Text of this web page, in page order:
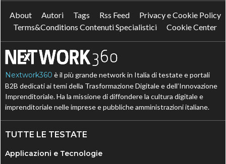
About Autori Tags Rss Feed
Privacy e Cookie Policy
Terms&Conditions Contenuti Specialistici
Cookie Center
Nextwork360 è il più grande network in Italia di testate e portali
B2B dedicati ai temi della Trasformazione Digitale e dell’Innovazione
Imprenditoriale. Ha la missione di diffondere la cultura digitale e
imprenditoriale nelle imprese e pubbliche amministrazioni italiane.
TUTTE LE TESTATE
Applicazioni e Tecnologie